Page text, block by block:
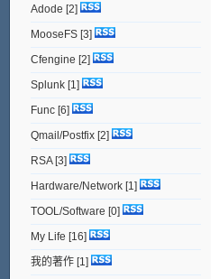
Adode [2]
MooseFS[3]
Cfengine [2]
Splunk[1]
Func[6]
Qmail/Postfix[2]
RSA[3]
Hardware/Network[1]
TOOL/Software [0]
My Life [16]
我的著作[1]